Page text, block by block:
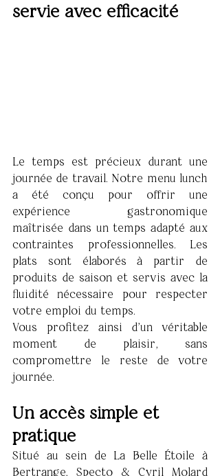
servie avec efficacité
Le temps est précieux durant une
journée de travail. Notre menu lunch
a été conçu pour offrir une
expérience gastronomique
maîtrisée dans un temps adapté aux
contraintes professionnelles. Les
plats sont élaborés à partir de
produits de saison et servis avec la
fluidité nécessaire pour respecter
votre emploi du temps.
Vous profitez ainsi d'un véritable
moment de plaisir, sans
compromettre le reste de votre
journée.
Un accès simple et
pratique
Situé au sein de La Belle Étoile à
Bertrange, Specto & Cyril Molard